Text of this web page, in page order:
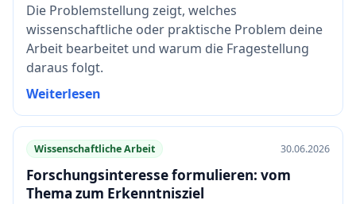
Die Problemstellung zeigt, welches
wissenschaftliche oder praktische Problem deine
Arbeit bearbeitet und warum die Fragestellung
daraus folgt.
Weiterlesen
Wissenschaftliche Arbeit 30.06.2026
Forschungsinteresse formulieren: vom
Thema zum Erkenntnisziel